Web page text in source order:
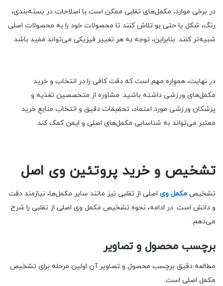
در برخی موارد، مکمل‌های تقلبی ممکن است با اصلاحات در بسته‌بندی،
رنگ، شکل یا حتی بو تلاش کنند تا محصولات خود را به محصولات اصلی
شبیه‌تر کنند. بنابراین، توجه به هر تغییر فیزیکی می‌تواند مفید باشد.
در نهایت، همواره مهم است که دقت کافی را در انتخاب و خرید
مکمل‌های ورزشی داشته باشید. مشاوره از متخصصین تغذیه و
پزشکان ورزشی مورد اعتماد، تحقیقات دقیق و انتخاب منابع خرید
معتبر می‌تواند به شناسایی مکمل‌های اصلی و ایمن کمک کند.
تشخیص و خرید پروتئین وی اصل
تشخیص مکمل وی اصلی از تقلبی نیز مانند سایر مکمل‌ها، نیازمند دقت
و دانش است. در ادامه، نحوه تشخیص مکمل وی اصلی از تقلبی را شرح
می‌دهم:
برچسب محصول و تصاویر
مطالعه دقیق برچسب محصول و تصاویر آن اولین مرحله برای تشخیص
مکمل اصلی است.